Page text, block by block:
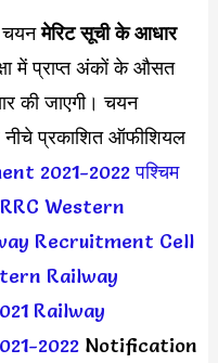
चयनमेरिट सूची के आधार
में प्राप्त अंकों के औसत
की जाएगी। चयन
नीचे प्रकाशित ऑफीशियल
2021-2022 पश्चिम
RRC Western
Recruitment Cell
Railway
Railway
2022Notification